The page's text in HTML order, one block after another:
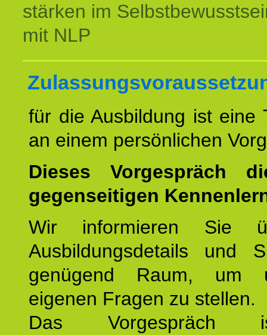
stärken im
mit NLP
für die Ausbildung ist eine
an einem persönlichen
Dieses Vorgespräch
gegenseitigen
Wir informieren Sie
Ausbildungsdetails und
genügend Raum, um
eigenen Fragen zu stellen.
Das